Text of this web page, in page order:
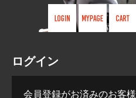
ログイン
会員登録がお済みのお客様